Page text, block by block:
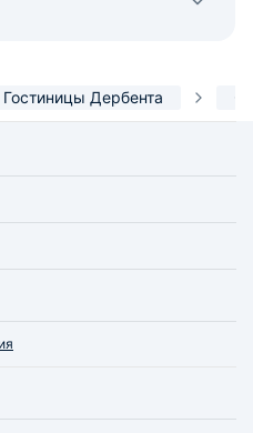
Гостиницы Дербента